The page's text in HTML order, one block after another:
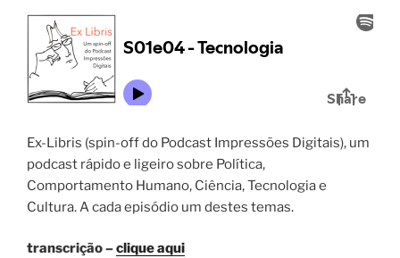
Ex-Libris (spin-off do Podcast Impressões Digitais), um
podcast rápido e ligeiro sobre Política,
Comportamento Humano, Ciência, Tecnologia e
Cultura. A cada episódio um destes temas.
transcrição –clique aqui